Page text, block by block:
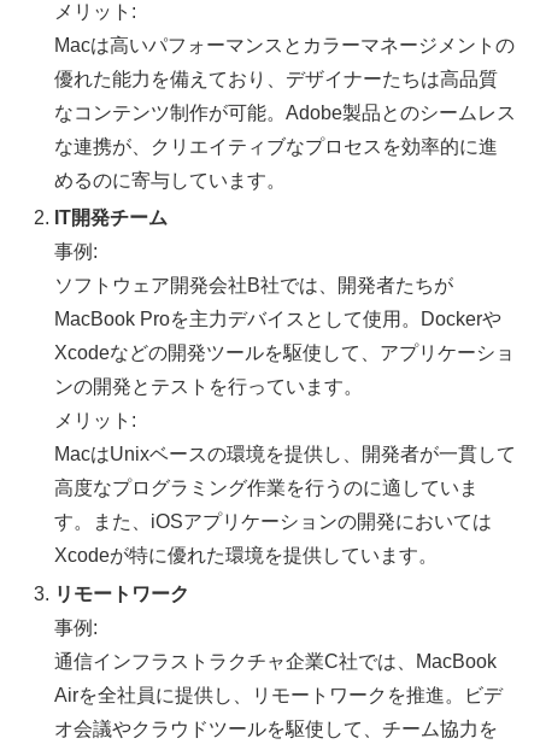
メリット:
Macは高いパフォーマンスとカラーマネージメントの
優れた能力を備えており、デザイナーたちは高品質
なコンテンツ制作が可能。Adobe製品とのシームレス
な連携が、クリエイティブなプロセスを効率的に進
めるのに寄与しています。
IT開発チーム
事例:
ソフトウェア開発会社B社では、開発者たちが
MacBook Proを主力デバイスとして使用。Dockerや
Xcodeなどの開発ツールを駆使して、アプリケーショ
ンの開発とテストを行っています。
メリット:
MacはUnixベースの環境を提供し、開発者が一貫して
高度なプログラミング作業を行うのに適していま
す。また、iOSアプリケーションの開発においては
Xcodeが特に優れた環境を提供しています。
リモートワーク
事例:
通信インフラストラクチャ企業C社では、MacBook
Airを全社員に提供し、リモートワークを推進。ビデ
オ会議やクラウドツールを駆使して、チーム協力を